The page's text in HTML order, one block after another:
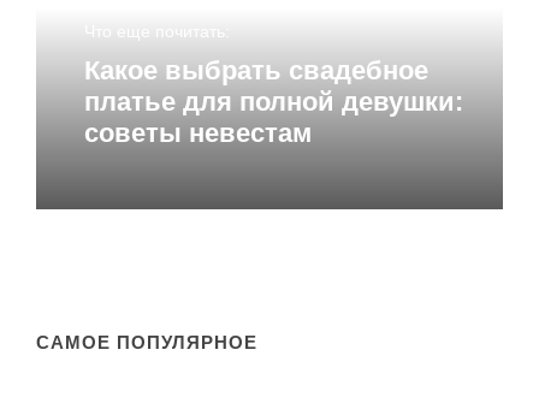
Какое выбрать свадебное
платье для полной девушки:
советы невестам
САМОЕ ПОПУЛЯРНОЕ